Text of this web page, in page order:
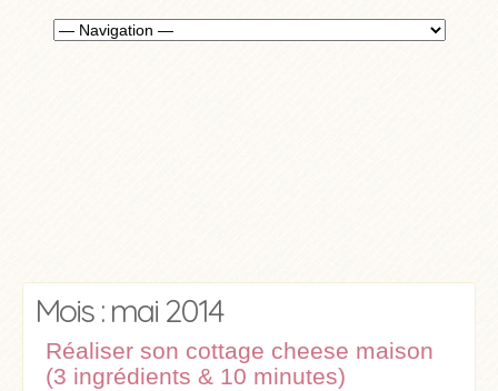
Mois : mai 2014
Réaliser son cottage cheese maison
(3 ingrédients & 10 minutes)